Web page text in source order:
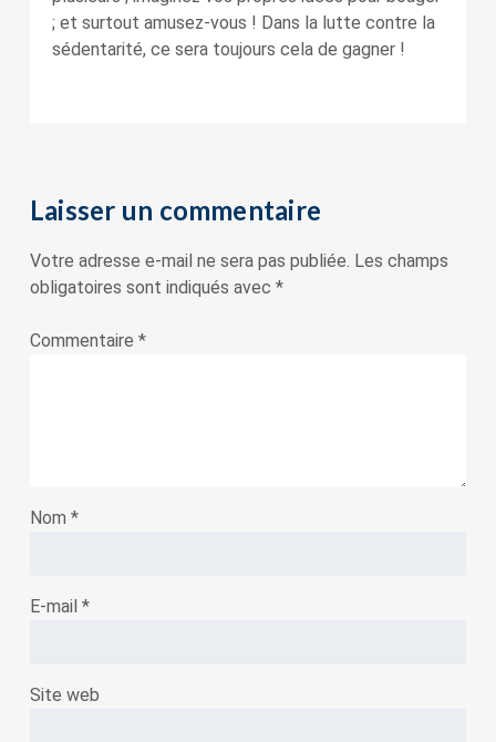
; et surtout amusez-vous ! Dans la lutte contre la
sédentarité, ce sera toujours cela de gagner !
Laisser un commentaire
Votre adresse e-mail ne sera pas publiée. Les champs
obligatoires sont indiqués avec *
Commentaire *
Nom *
E-mail *
Site web